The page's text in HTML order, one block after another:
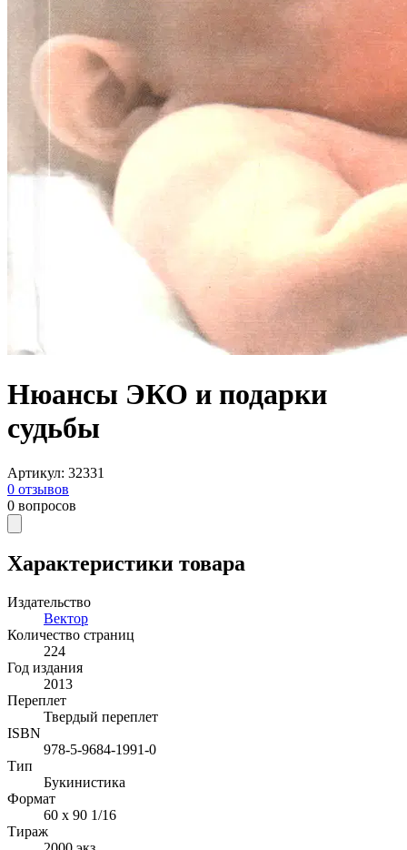
Нюансы ЭКО и подарки
судьбы
Артикул: 32331
0 отзывов
0 вопросов
Характеристики товара
Издательство
Вектор
Количество страниц
224
Год издания
2013
Переплет
Твердый переплет
ISBN
978-5-9684-1991-0
Тип
Букинистика
Формат
60 x 90 1/16
Тираж